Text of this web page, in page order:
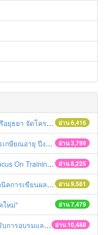
อ่าน 6,416
4 เมษายน 2559 ณ อาคารราชภัฎ 100ปี ชั้น 2 มหาวิทยาลัยราชภัฎพระนครศรีอยุธยา
อ่าน 3,799
ประมาณ พ.ศ. 2559
อ่าน 8,225
On Training
อ่าน 9,581
นทางวิชาการ" รุ่นที่ 2
อ่าน 7,479
ใหม่"
อ่าน 10,488
าวอบรม ประจำปี 2558